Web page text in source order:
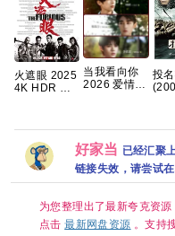
火遮眼 2025
4K HDR 内
当我看向你
2026 爱情同
更最新 夸克
投
好家当 已经汇聚
链接失效，请尝试
为您整理出了最新夸克资
点击最新网盘资源 。支持